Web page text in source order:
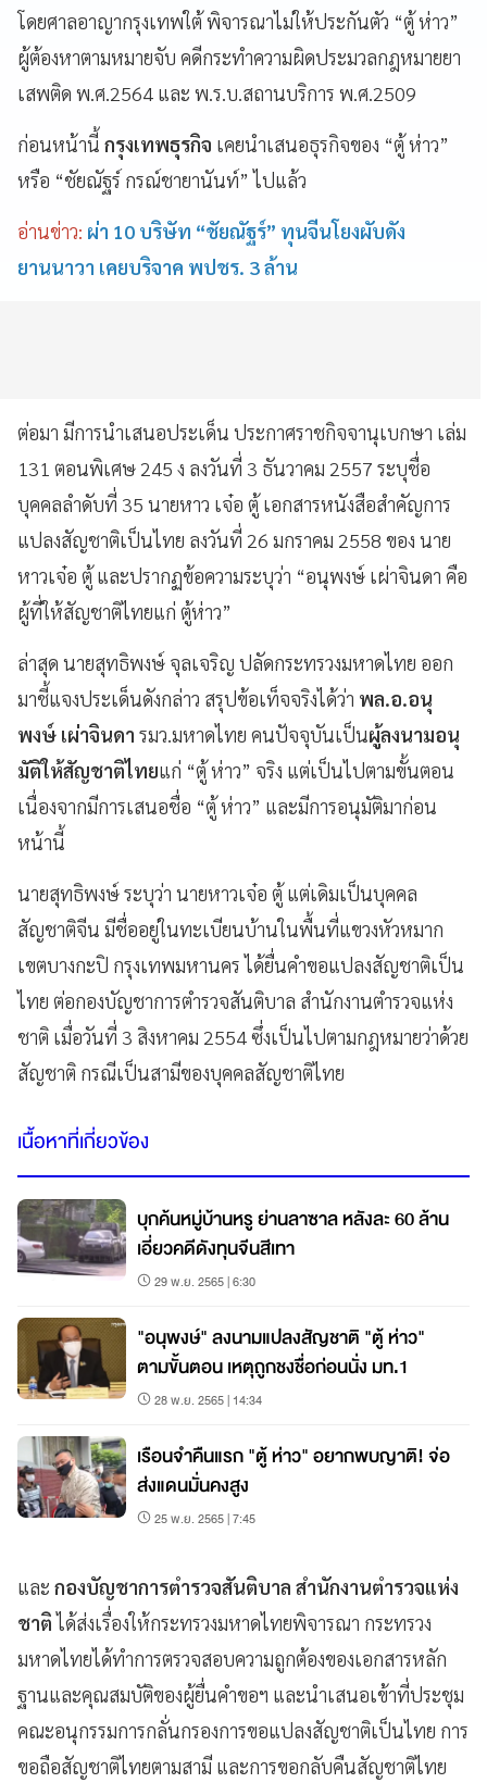
โดยศาลอาญากรุงเทพใต้ พิจารณาไม่ให้ประกันตัว “ตู้ ห่าว”
ผู้ต้องหาตามหมายจับ คดีกระทำความผิดประมวลกฎหมายยา
เสพติด พ.ศ.2564 และ พ.ร.บ.สถานบริการ พ.ศ.2509
ก่อนหน้านี้ กรุงเทพธุรกิจ เคยนำเสนอธุรกิจของ “ตู้ ห่าว”
หรือ “ชัยณัฐร์ กรณ์ชายานันท์” ไปแล้ว
อ่านข่าว: ผ่า 10 บริษัท “ชัยณัฐร์” ทุนจีนโยงผับดัง
ยานนาวา เคยบริจาค พปชร. 3 ล้าน
ต่อมา มีการนำเสนอประเด็น ประกาศราชกิจจานุเบกษา เล่ม
131 ตอนพิเศษ 245 ง ลงวันที่ 3 ธันวาคม 2557 ระบุชื่อ
บุคคลลำดับที่ 35 นายหาว เจ๋อ ตู้ เอกสารหนังสือสำคัญการ
แปลงสัญชาติเป็นไทย ลงวันที่ 26 มกราคม 2558 ของ นาย
หาวเจ๋อ ตู้ และปรากฏข้อความระบุว่า “อนุพงษ์ เผ่าจินดา คือ
ผู้ที่ให้สัญชาติไทยแก่ ตู้ห่าว”
ล่าสุด นายสุทธิพงษ์ จุลเจริญ ปลัดกระทรวงมหาดไทย ออก
มาชี้แจงประเด็นดังกล่าว สรุปข้อเท็จจริงได้ว่า พล.อ.อนุ
พงษ์ เผ่าจินดา รมว.มหาดไทย คนปัจจุบันเป็นผู้ลงนามอนุ
มัติให้สัญชาติไทยแก่ “ตู้ ห่าว” จริง แต่เป็นไปตามขั้นตอน
เนื่องจากมีการเสนอชื่อ “ตู้ ห่าว” และมีการอนุมัติมาก่อน
หน้านี้
นายสุทธิพงษ์ ระบุว่า นายหาวเจ๋อ ตู้ แต่เดิมเป็นบุคคล
สัญชาติจีน มีชื่ออยู่ในทะเบียนบ้านในพื้นที่แขวงหัวหมาก
เขตบางกะปิ กรุงเทพมหานคร ได้ยื่นคำขอแปลงสัญชาติเป็น
ไทย ต่อกองบัญชาการตำรวจสันติบาล สำนักงานตำรวจแห่ง
ชาติ เมื่อวันที่ 3 สิงหาคม 2554 ซึ่งเป็นไปตามกฎหมายว่าด้วย
สัญชาติ กรณีเป็นสามีของบุคคลสัญชาติไทย
เนื้อหาที่เกี่ยวข้อง
บุกค้นหมู่บ้านหรู ย่านลาซาล หลังละ 60 ล้าน
เอี่ยวคดีดังทุนจีนสีเทา
29 พ.ย. 2565 | 6:30
"อนุพงษ์" ลงนามแปลงสัญชาติ "ตู้ ห่าว"
ตามขั้นตอน เหตุถูกชงชื่อก่อนนั่ง มท.1
28 พ.ย. 2565 | 14:34
เรือนจำคืนแรก "ตู้ ห่าว" อยากพบญาติ! จ่อ
ส่งแดนมั่นคงสูง
25 พ.ย. 2565 | 7:45
และ กองบัญชาการตำรวจสันติบาล สำนักงานตำรวจแห่ง
ชาติได้ส่งเรื่องให้กระทรวงมหาดไทยพิจารณา กระทรวง
มหาดไทยได้ทำการตรวจสอบความถูกต้องของเอกสารหลัก
ฐานและคุณสมบัติของผู้ยื่นคำขอฯ และนำเสนอเข้าที่ประชุม
คณะอนุกรรมการกลั่นกรองการขอแปลงสัญชาติเป็นไทย การ
ขอถือสัญชาติไทยตามสามี และการขอกลับคืนสัญชาติไทย